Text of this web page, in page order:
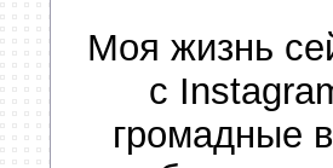
Моя жизнь
с
громадные